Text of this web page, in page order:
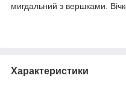
мигдальний з вершками.
Характеристики